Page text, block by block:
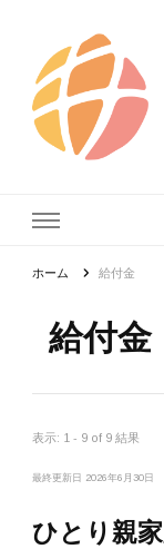
ホーム 給付金
給付金
表示: 1 - 9 of 9 結果
最終更新日 2026年6月30日
ひとり親